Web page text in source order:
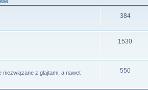
384
1530
z glajtami, a nawet
550